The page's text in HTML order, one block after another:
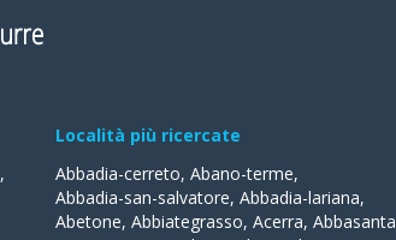
,
Località più ricercate
Abbadia-cerreto, Abano-terme,
Abbadia-san-salvatore, Abbadia-lariana,
Abetone, Abbiategrasso, Acerra, Abbasanta